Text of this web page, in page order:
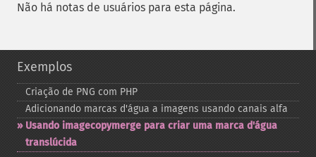
Não há notas de usuários para esta página.
Exemplos
Criação de PNG com PHP
Adicionando marcas d'água a imagens usando canais alfa
Usando imagecopymerge para criar uma marca d'água
translúcida